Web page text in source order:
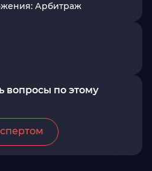
Арбитраж
вопросы по этому